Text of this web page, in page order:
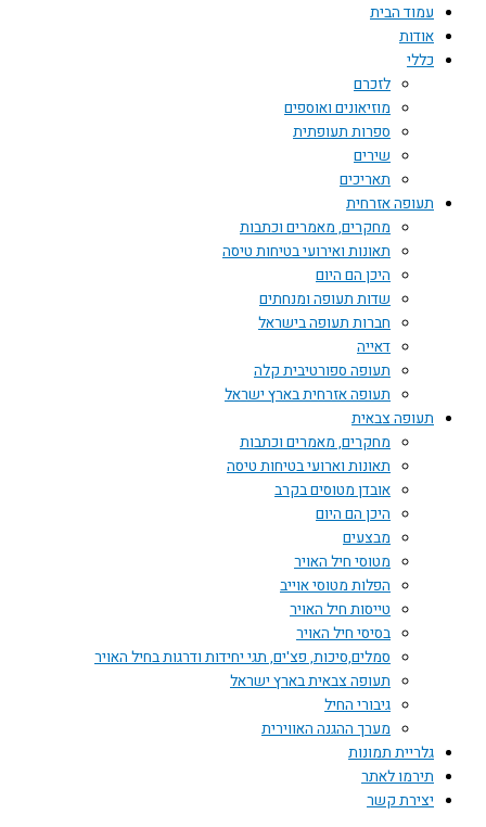
עמוד הבית
אודות
כללי
לזכרם
מוזיאונים ואוספים
ספרות תעופתית
שירים
תאריכים
תעופה אזרחית
מחקרים, מאמרים וכתבות
תאונות ואירועי בטיחות טיסה
היכן הם היום
שדות תעופה ומנחתים
חברות תעופה בישראל
דאייה
תעופה ספורטיבית קלה
תעופה אזרחית בארץ ישראל
תעופה צבאית
מחקרים, מאמרים וכתבות
תאונות וארועי בטיחות טיסה
אובדן מטוסים בקרב
היכן הם היום
מבצעים
מטוסי חיל האויר
הפלות מטוסי אוייב
טייסות חיל האויר
בסיסי חיל האויר
סמלים,סיכות, פצ'ים, תגי יחידות ודרגות בחיל האויר
תעופה צבאית בארץ ישראל
גיבורי החיל
מערך ההגנה האווירית
גלריית תמונות
תירמו לאתר
יצירת קשר